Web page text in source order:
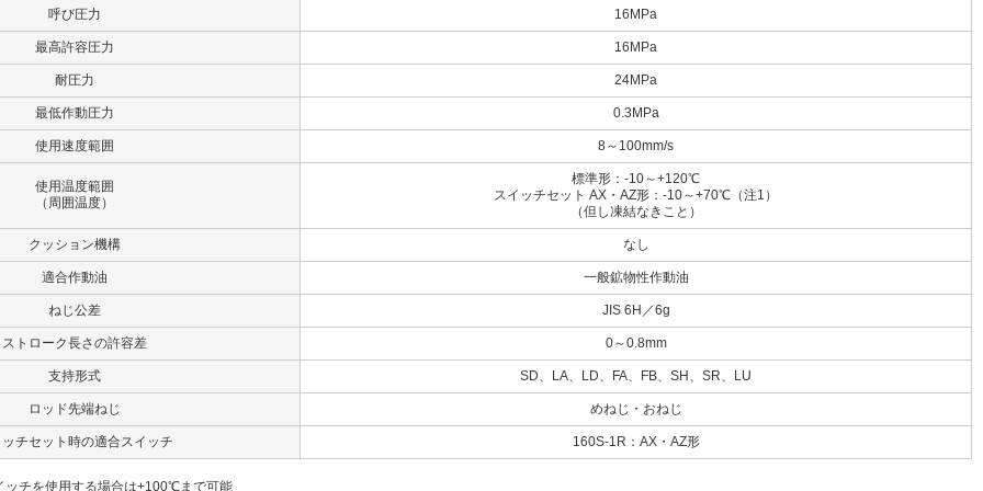
呼び圧力 16MPa
最高許容圧力 16MPa
耐圧力 24MPa
最低作動圧力 0.3MPa
使用速度範囲 8～100mm/s
使用温度範囲
（周囲温度）
標準形：-10～+120℃
スイッチセット AX・AZ形：-10～+70℃（注1）
（但し凍結なきこと）
クッション機構 なし
適合作動油 一般鉱物性作動油
ねじ公差 JIS 6H／6g
ストローク長さの許容差 0～0.8mm
支持形式 SD、LA、LD、FA、FB、SH、SR、LU
ロッド先端ねじ めねじ・おねじ
チセット時の適合スイッチ 160S-1R：AX・AZ形
ッチを使用する場合は+100℃まで可能